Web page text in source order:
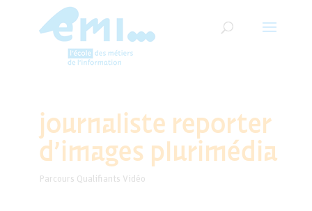
journaliste reporter
d’images plurimédia
Parcours Qualifiants Vidéo